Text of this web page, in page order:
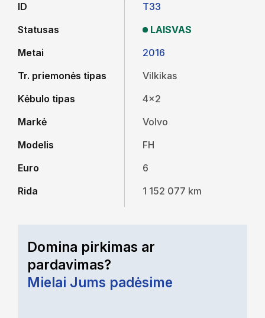
ID
Statusas
Metai
Tr. priemonės tipas
Kėbulo tipas
Markė
Modelis
Euro
Rida
T33
LAISVAS
2016
Vilkikas
4x2
Volvo
FH
6
1 152 077 km
Domina pirkimas ar
pardavimas?
Mielai Jums padėsime